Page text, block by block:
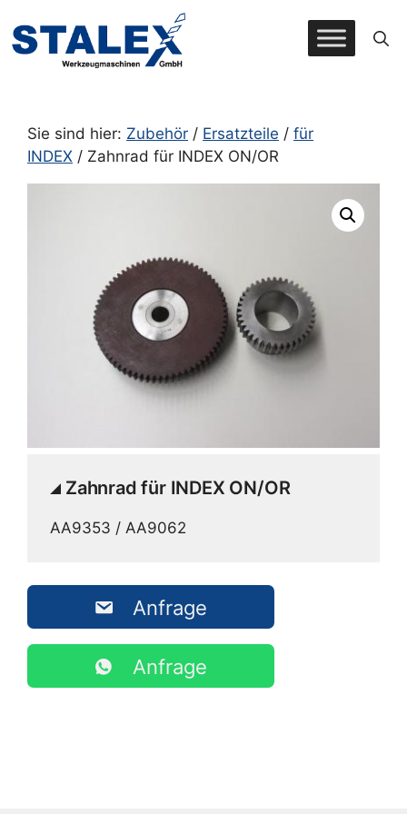
Inhalt
springen
Sie sind hier: Zubehör / Ersatzteile / für
INDEX / Zahnrad für INDEX ON/OR
Zahnrad für INDEX ON/OR
AA9353 / AA9062
Anfrage
Anfrage